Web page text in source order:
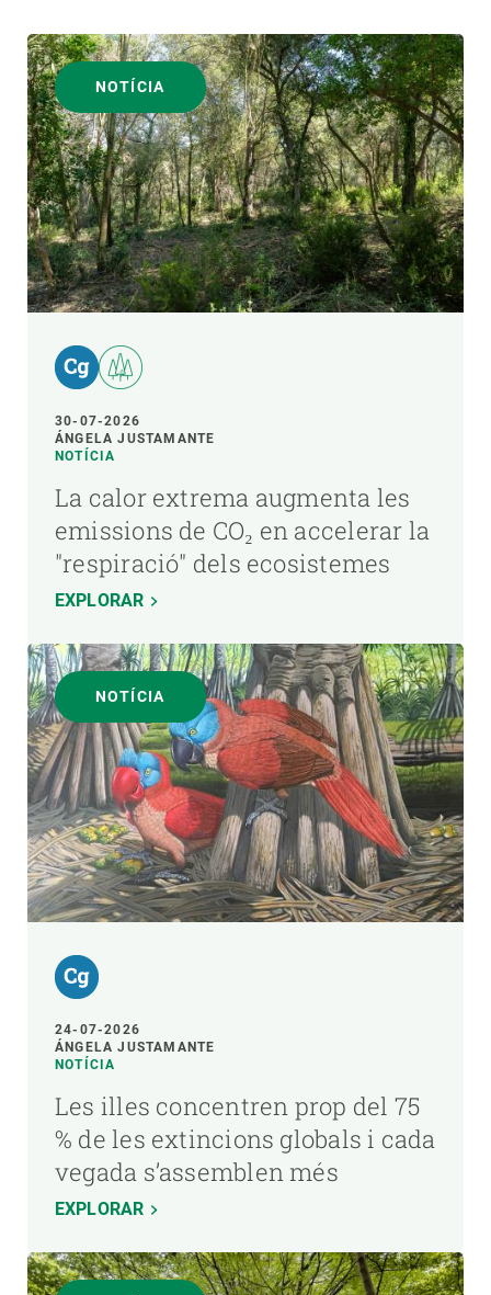
NOTÍCIA
30-07-2026
ÁNGELA JUSTAMANTE
NOTÍCIA
La calor extrema augmenta les
emissions de CO₂ en accelerar la
"respiració" dels ecosistemes
EXPLORAR
NOTÍCIA
24-07-2026
ÁNGELA JUSTAMANTE
NOTÍCIA
Les illes concentren prop del 75
% de les extincions globals i cada
vegada s’assemblen més
EXPLORAR